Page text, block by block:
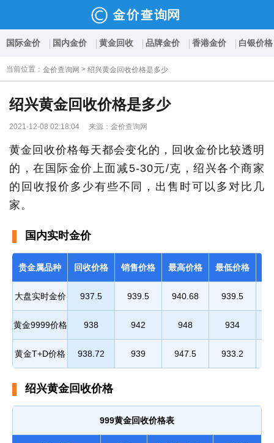
国际金价 国内金价 黄金回收 品牌金价 香港金价 白银价格
当前位置 ： 金价查询网 > 绍兴黄金回收价格是多少
绍兴黄金回收价格是多少
2021-12-08 02:18:04 来源：金价查询网
黄金回收价格每天都会变化的，回收金价比较透明
的，在国际金价上面减5-30元/克，绍兴各个商家
的回收报价多少有些不同，出售时可以多对比几
家。
国内实时金价
贵金属品种 回收价格 销售价格 最高价格 最低价格
大盘实时金价 937.5 939.5 940.68 939.5
黄金9999价格 938 942 948 934
黄金T+D价格 938.72 939 947.5 933.2
绍兴黄金回收价格
999黄金回收价格表